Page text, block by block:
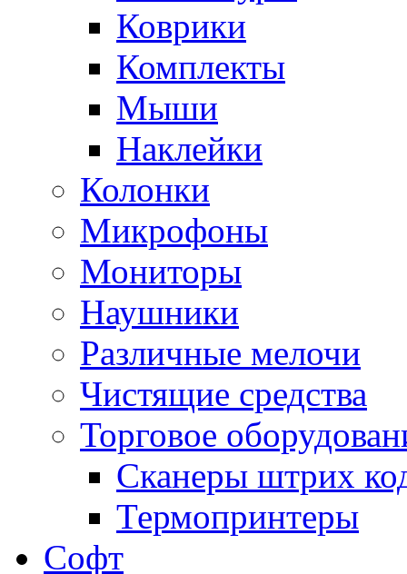
Коврики
Комплекты
Мыши
Наклейки
Колонки
Микрофоны
Мониторы
Наушники
Различные мелочи
Чистящие средства
Торговое
Сканеры штрих
Термопринтеры
Софт